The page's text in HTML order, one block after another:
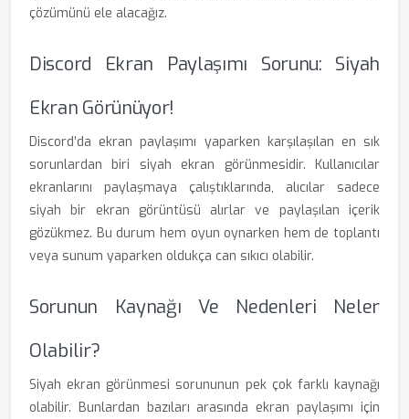
çözümünü ele alacağız.
Discord Ekran Paylaşımı Sorunu: Siyah
Ekran Görünüyor!
Discord’da ekran paylaşımı yaparken karşılaşılan en sık
sorunlardan biri siyah ekran görünmesidir. Kullanıcılar
ekranlarını paylaşmaya çalıştıklarında, alıcılar sadece
siyah bir ekran görüntüsü alırlar ve paylaşılan içerik
gözükmez. Bu durum hem oyun oynarken hem de toplantı
veya sunum yaparken oldukça can sıkıcı olabilir.
Sorunun Kaynağı Ve Nedenleri Neler
Olabilir?
Siyah ekran görünmesi sorununun pek çok farklı kaynağı
olabilir. Bunlardan bazıları arasında ekran paylaşımı için